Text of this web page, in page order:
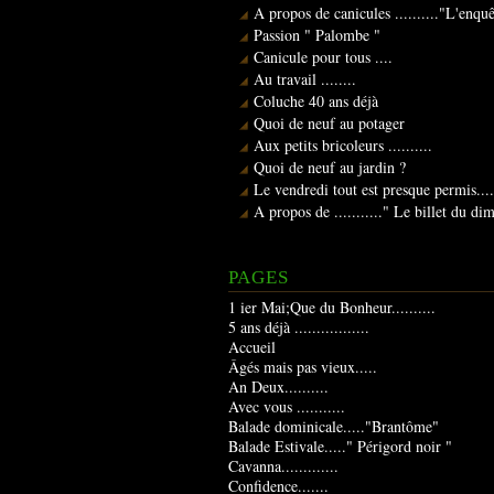
A propos de canicules
Passion " Palombe "
Canicule pour tous ....
Au travail ........
Coluche 40 ans déjà
Quoi de neuf au potager
Aux petits bricoleurs ..........
Quoi de neuf au jardin ?
Le vendredi tout est presque
A propos de ..........." Le billet du
PAGES
1 ier Mai;Que du Bonheur..........
5 ans déjà .................
Accueil
Âgés mais pas vieux.....
An Deux..........
Avec vous ...........
Balade dominicale....."Brantôme"
Balade Estivale....." Périgord noir "
Cavanna.............
Confidence.......